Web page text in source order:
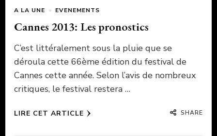
A LA UNE EVENEMENTS
Cannes 2013: Les pronostics
C’est littéralement sous la pluie que se
déroula cette 66ème édition du festival de
Cannes cette année. Selon l’avis de nombreux
critiques, le festival restera …
LIRE CET ARTICLE SHARE